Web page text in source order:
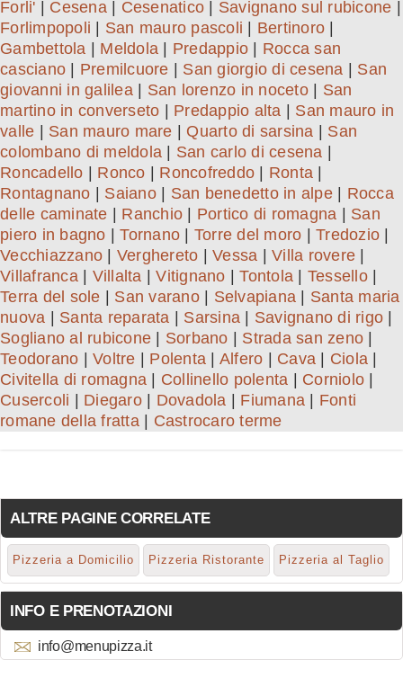
Forli' Cesena| Cesenatico Savignano sul rubicone
Forlimpopoli
San mauro pascoli Bertinoro
Gambettola
Meldola Predappio
Rocca san
casciano
Premilcuore San giorgio di cesena
San
giovanni in galilea| San lorenzo in noceto| San
martino in converseto
Predappio alta
San mauro in
valle
San mauro mare Quarto di sarsina
San
colombano di meldola
San carlo di cesena
Roncadello
Ronco Roncofreddo Ronta
Rontagnano
Saiano| San benedetto in alpe| Rocca
delle caminate
Ranchio Portico di romagna
San
piero in bagno |Tornano Torre del moro Tredozio
Vecchiazzano
Verghereto Vessa Villa rovere
Villafranca| Villalta |Vitignano |Tontola Tessello|
Terra del sole
San varano| Selvapiana
Santa maria
nuova
Santa reparata Sarsina Savignano di rigo
Sogliano al rubicone
Sorbano Strada san zeno
Teodorano
Voltre Polenta Alfero Cava Ciola
Civitella di romagna
Collinello polenta Corniolo
Cusercoli
Diegaro| Dovadola Fiumana
Fonti
romane della fratta| Castrocaro terme
ALTRE PAGINE CORRELATE
Pizzeria a Domicilio Pizzeria Ristorante Pizzeria al Taglio
INFO E PRENOTAZIONI
info@menupizza.it